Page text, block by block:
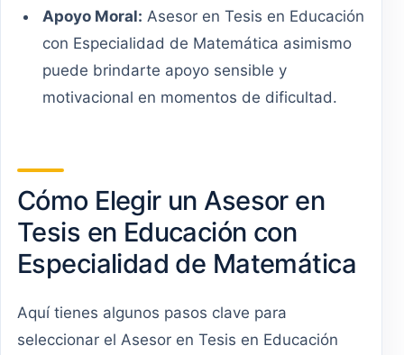
Apoyo Moral: Asesor en Tesis en Educación
con Especialidad de Matemática asimismo
puede brindarte apoyo sensible y
motivacional en momentos de dificultad.
Cómo Elegir un Asesor en
Tesis en Educación con
Especialidad de Matemática
Aquí tienes algunos pasos clave para
seleccionar el Asesor en Tesis en Educación